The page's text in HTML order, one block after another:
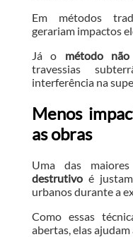
Em métodos
gerariam impactos
Já o método
travessias
interferência na
Menos
as obras
Uma das
destrutivoé
urbanos durante a
Como essas
abertas, elas